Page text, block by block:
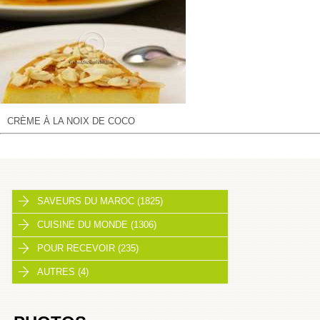
CRÈME À LA NOIX DE COCO
SAVEURS DU MAROC (1825)
CUISINE DU MONDE (1306)
POUR RECEVOIR (235)
AUTRES (4)